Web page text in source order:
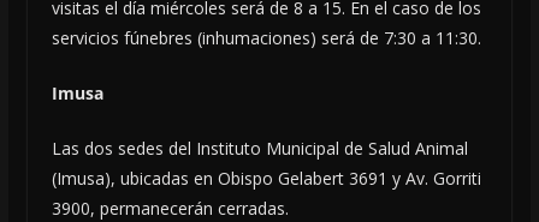
visitas el día miércoles será de 8 a 15. En el caso de los
servicios fúnebres (inhumaciones) será de 7:30 a 11:30.
Imusa
Las dos sedes del Instituto Municipal de Salud Animal
(Imusa), ubicadas en Obispo Gelabert 3691 y Av. Gorriti
3900, permanecerán cerradas.